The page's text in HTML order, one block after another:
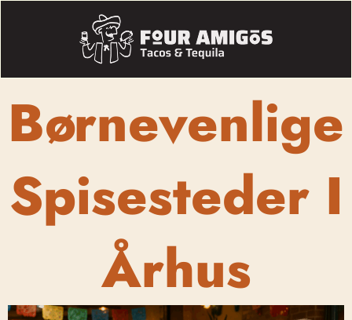
Børnevenlige
Spisesteder I
Århus